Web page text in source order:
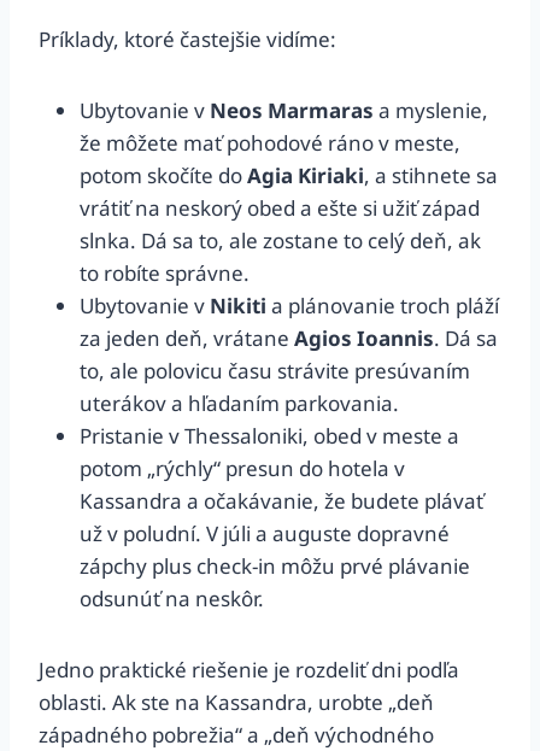
Príklady, ktoré častejšie vidíme:
Ubytovanie v Neos Marmaras a myslenie,
že môžete mať pohodové ráno v meste,
potom skočíte doAgia Kiriaki, a stihnete sa
vrátiť na neskorý obed a ešte si užiť západ
slnka. Dá sa to, ale zostane to celý deň, ak
to robíte správne.
Ubytovanie v Nikiti a plánovanie troch pláží
za jeden deň, vrátane Agios Ioannis. Dá sa
to, ale polovicu času strávite presúvaním
uterákov a hľadaním parkovania.
Pristanie v Thessaloniki, obed v meste a
potom „rýchly“ presun do hotela v
Kassandra a očakávanie, že budete plávať
už v poludní. V júli a auguste dopravné
zápchy plus check-in môžu prvé plávanie
odsunúť na neskôr.
Jedno praktické riešenie je rozdeliť dni podľa
oblasti. Ak ste na Kassandra, urobte „deň
západného pobrežia“ a „deň východného